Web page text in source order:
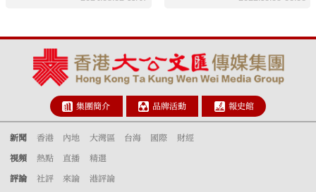
集團簡介 品牌活動 報史館
新聞 香港 內地 大灣區 台海 國際 財經
視頻 熱點 直播 精選
評論 社評 來論 港評論